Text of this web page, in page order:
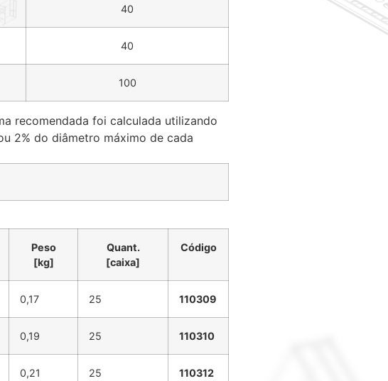
40
40
100
recomendada foi calculada utilizando
2% do diâmetro máximo de cada
Peso
[kg]
Quant.
[caixa]
Código
0,17 25 110309
0,19 25 110310
0,21 25 110312